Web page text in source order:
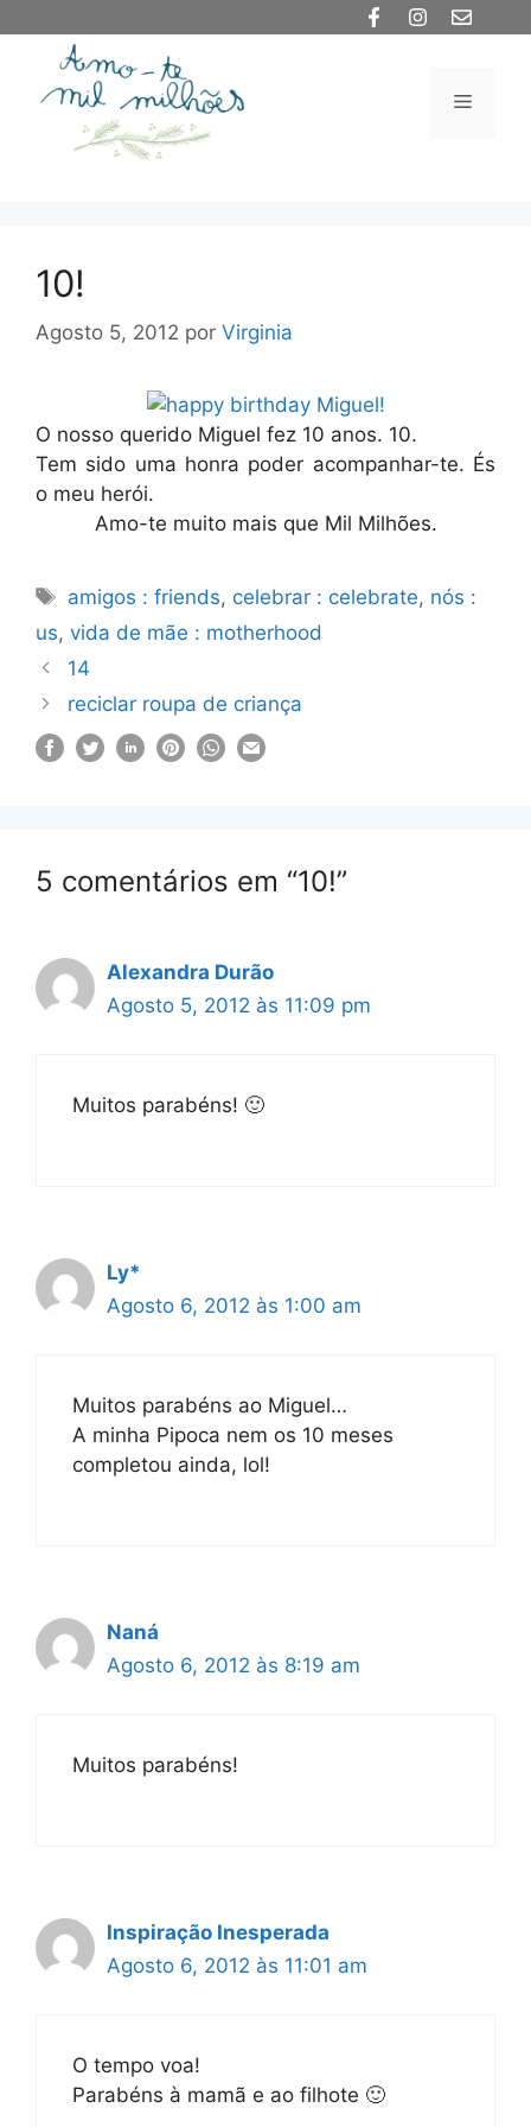
conteúdo
Menu
10!
Agosto 5, 2012 por Virginia
O nosso querido Miguel fez 10 anos. 10.
Tem sido uma honra poder acompanhar-te. És
o meu herói.
Amo-te muito mais que Mil Milhões.
Etiquetas
amigos : friends, celebrar : celebrate, nós :
us, vida de mãe : motherhood
14
reciclar roupa de criança
5 comentários em “10!”
Alexandra Durão
Agosto 5, 2012 às 11:09 pm
Muitos parabéns! 🙂
Ly*
Agosto 6, 2012 às 1:00 am
Muitos parabéns ao Miguel…
A minha Pipoca nem os 10 meses
completou ainda, lol!
Naná
Agosto 6, 2012 às 8:19 am
Muitos parabéns!
Inspiração Inesperada
Agosto 6, 2012 às 11:01 am
O tempo voa!
Parabéns à mamã e ao filhote 🙂